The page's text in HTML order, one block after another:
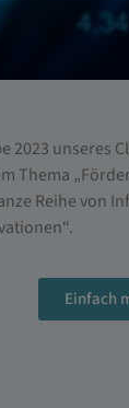
2023 unseres
Thema
Reihe von
Einfach